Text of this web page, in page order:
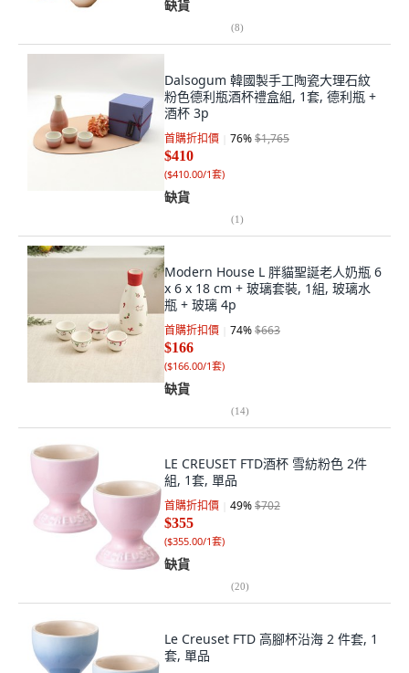
缺貨
(8)
Dalsogum 韓國製手工陶瓷大理石紋
粉色德利瓶酒杯禮盒組, 1套, 德利瓶 +
酒杯 3p
首購折扣價 76%$1,765
$410
($410.00/1套)
缺貨
(1)
Modern House L 胖貓聖誕老人奶瓶 6
x 6 x 18 cm + 玻璃套裝, 1組, 玻璃水
瓶 + 玻璃 4p
首購折扣價 74%$663
$166
($166.00/1套)
缺貨
(14)
LE CREUSET FTD酒杯 雪紡粉色 2件
組, 1套, 單品
首購折扣價 49%$702
$355
($355.00/1套)
缺貨
(20)
Le Creuset FTD 高腳杯沿海 2 件套, 1
套, 單品